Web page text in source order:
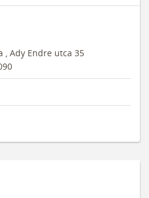
, Ady Endre utca 35